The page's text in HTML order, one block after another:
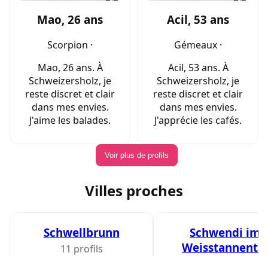
Mao, 26 ans
Scorpion ·
Mao, 26 ans. À
Schweizersholz, je
reste discret et clair
dans mes envies.
J'aime les balades.
Acil, 53 ans
Gémeaux ·
Acil, 53 ans. À
Schweizersholz, je
reste discret et clair
dans mes envies.
J'apprécie les cafés.
Voir plus de profils
Villes proches
Schwellbrunn
11 profils
Schwendi im
Weisstannental